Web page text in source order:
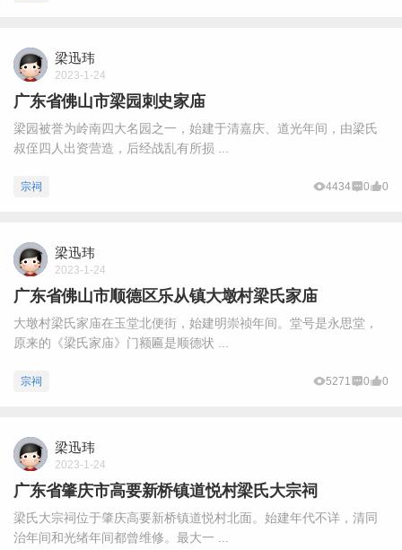
梁迅玮
2023-1-24
广东省佛山市梁园刺史家庙
梁园被誉为岭南四大名园之一，始建于清嘉庆、道光年间，由梁氏
叔侄四人出资营造，后经战乱有所损 ...
宗祠 4434 0 0
梁迅玮
2023-1-24
广东省佛山市顺德区乐从镇大墩村梁氏家庙
大墩村梁氏家庙在玉堂北便街，始建明崇祯年间。堂号是永思堂，
原来的《梁氏家庙》门额匾是顺德状 ...
宗祠 5271 0 0
梁迅玮
2023-1-24
广东省肇庆市高要新桥镇道悦村梁氏大宗祠
梁氏大宗祠位于肇庆高要新桥镇道悦村北面。始建年代不详，清同
治年间和光绪年间都曾维修。最大一 ...